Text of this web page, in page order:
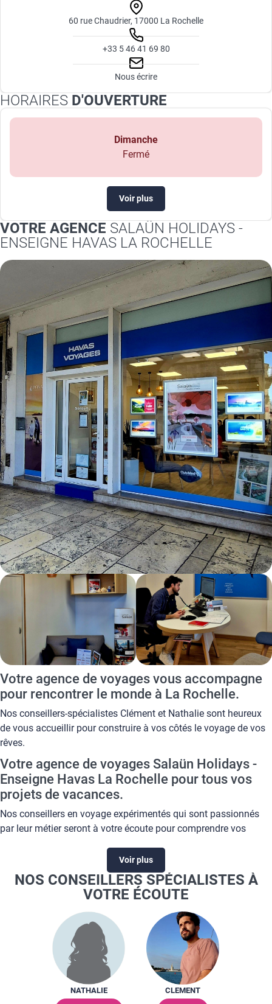
60 rue Chaudrier, 17000 La Rochelle
+33 5 46 41 69 80
Nous écrire
HORAIRES D'OUVERTURE
Dimanche
Fermé
Voir plus
VOTRE AGENCE SALAÜN HOLIDAYS -
ENSEIGNE HAVAS LA ROCHELLE
Votre agence de voyages vous accompagne
pour rencontrer le monde à La Rochelle.
Nos conseillers-spécialistes Clément et Nathalie sont heureux
de vous accueillir pour construire à vos côtés le voyage de vos
rêves.
Votre agence de voyages Salaün Holidays -
Enseigne Havas La Rochelle pour tous vos
projets de vacances.
Nos conseillers en voyage expérimentés qui sont passionnés
par leur métier seront à votre écoute pour comprendre vos
L'importance de l'attention aux détails et votre satisfaction sont
les engagements de votre agence de voyage Salaün Holidays -
Enseigne Havas La Rochelle. Une large gamme de produits
vous attend dans votre agence de voyage Salaün Holidays -
Enseigne Havas La Rochelle :
circuit accompagné
séjour en club de vacances ou en hôtel
location
croisière fluviale ou maritime
Voir plus
NOS CONSEILLERS SPÉCIALISTES À
VOTRE ÉCOUTE
NATHALIE CLEMENT